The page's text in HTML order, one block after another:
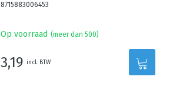
8715883006453
Op voorraad (meer dan 500)
3,19 incl. BTW